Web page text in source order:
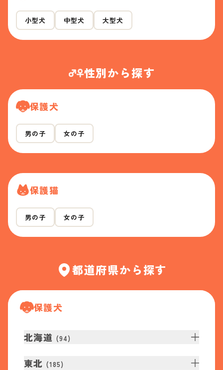
小型犬 中型犬 大型犬
性別から探す
保護犬
男の子 女の子
保護猫
男の子 女の子
都道府県から探す
保護犬
北海道 (94)
東北 (185)